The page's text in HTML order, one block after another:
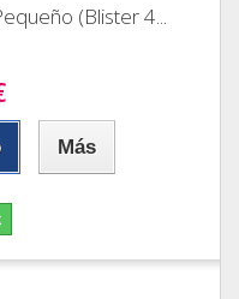
(Blister 4...
Más